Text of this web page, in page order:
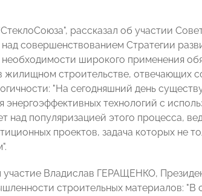
рассказал об участии
совершенствованием Стратегии
широкого применения
жилищном строительстве, отвечающих
"На сегодняшний день
энергоэффективных технологий с
над популяризацией этого процесса,
проектов, задача которых не
Владислав ГЕРАЩЕНКО,
строительных материалов: "В